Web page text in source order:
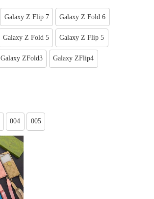
Galaxy Z Flip 7 Galaxy Z Fold 6
Galaxy Z Fold 5 Galaxy Z Flip 5
Galaxy ZFold3 Galaxy ZFlip4
004 005